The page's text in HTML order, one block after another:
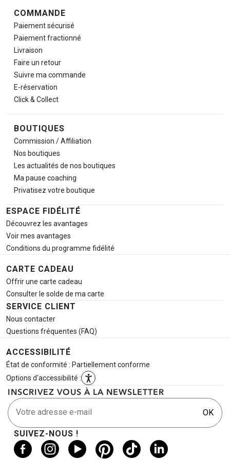
COMMANDE
Paiement sécurisé
Paiement fractionné
Livraison
Faire un retour
Suivre ma commande
E-réservation
Click & Collect
BOUTIQUES
Commission / Affiliation
Nos boutiques
Les actualités de nos boutiques
Ma pause coaching
Privatisez votre boutique
ESPACE FIDÉLITÉ
Découvrez les avantages
Voir mes avantages
Conditions du programme fidélité
CARTE CADEAU
Offrir une carte cadeau
Consulter le solde de ma carte
SERVICE CLIENT
Nous contacter
Questions fréquentes (FAQ)
ACCESSIBILITÉ
État de conformité : Partiellement conforme
Options d'accessibilité :
INSCRIVEZ VOUS À LA NEWSLETTER
Votre adresse e-mail OK
SUIVEZ-NOUS !